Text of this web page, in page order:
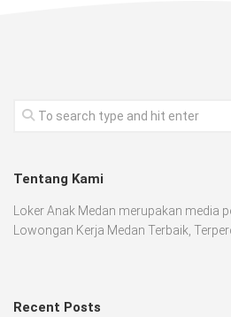
Tentang Kami
Loker Anak Medan merupakan media
Lowongan Kerja Medan Terbaik,
Recent Posts